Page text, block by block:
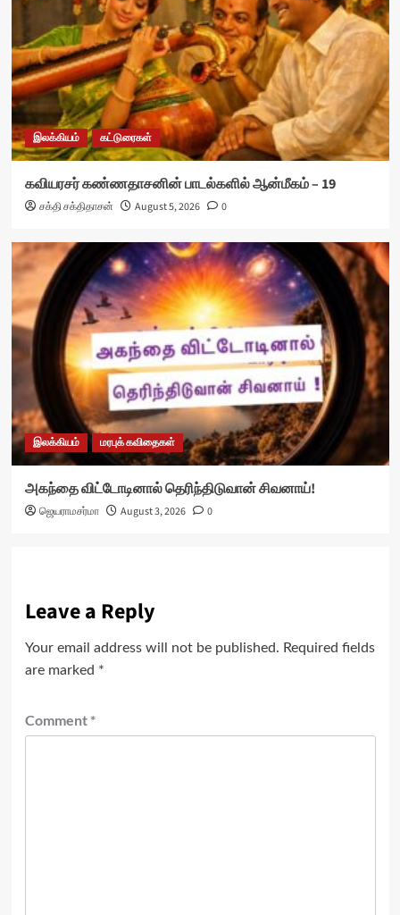
இலக்கியம் கட்டுரைகள்
கவியரசர் கண்ணதாசனின் பாடல்களில் ஆன்மீகம் – 19
சக்தி சக்திதாசன் August 5, 2026 0
இலக்கியம் மரபுக் கவிதைகள்
அகந்தை விட்டோடினால் தெரிந்திடுவான் சிவனாய்!
ஜெயராமசர்மா August 3, 2026 0
Leave a Reply
Your email address will not be published. Required fields
are marked *
Comment *